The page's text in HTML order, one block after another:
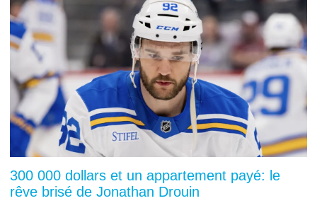
300 000 dollars et un appartement payé: le
rêve brisé de Jonathan Drouin